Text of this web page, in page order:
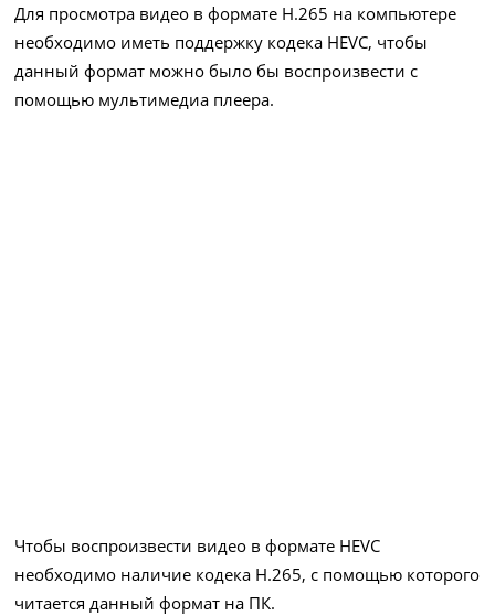
Для просмотра видео в формате H.265 на компьютере
необходимо иметь поддержку кодека HEVC, чтобы
данный формат можно было бы воспроизвести с
помощью мультимедиа плеера.
Чтобы воспроизвести видео в формате HEVC
необходимо наличие кодека H.265, с помощью которого
читается данный формат на ПК.